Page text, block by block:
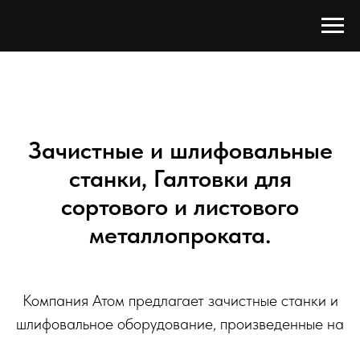
Зачистные и шлифовальные
станки, Галтовки для
сортового и листового
металлопроката.
Компания Атом предлагает зачистные станки и
шлифовальное оборудование, произведенные на